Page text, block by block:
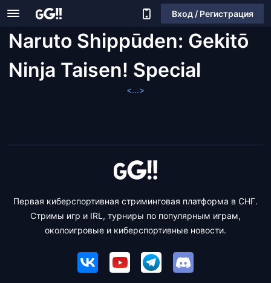
Вход / Регистрация
Naruto Shippūden: Gekitō
Ninja Taisen! Special
<...>
Первая киберспортивная стриминговая платформа в СНГ.
Стримы игр и IRL, турниры по популярным играм,
околоигровые и киберспортивные новости.